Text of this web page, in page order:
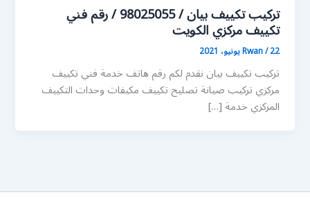
تركيب تكييف بيان / 98025055 / رقم فني
تكييف مركزي الكويت
Rwan/22 يونيو، 2021
تركيب تكييف بيان نقدم لكم رقم هاتف خدمة فني تكييف
مركزي تركيب صيانة تصليح تكييف مكيفات وحدات التكييف
المركزي خدمة […]